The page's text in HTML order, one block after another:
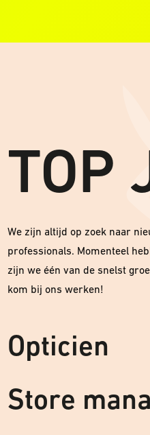
TOP
We zijn altijd op zoek naar
professionals. Momenteel
zijn we één van de snelst
kom bij ons werken!
Opticien
Store